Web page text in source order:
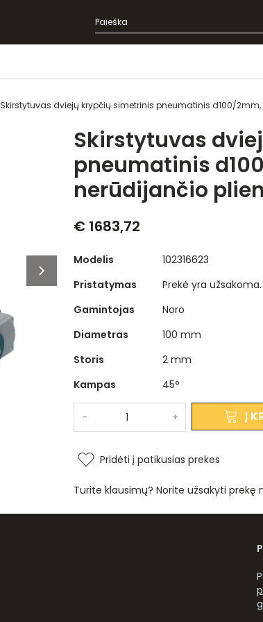
Skirstytuvas dviejų krypčių simetrinis pneumatinis d100/
Skirstytuvas
pneumatinis
nerūdijančio
€ 1683,72
Modelis
102316623
Pristatymas
Prekė yra
Gamintojas
Noro
Diametras
100 mm
Storis
2 mm
Kampas
45°
- + Į
Pridėti į patikusias prekes
Turite klausimų? Norite užsakyti prekę